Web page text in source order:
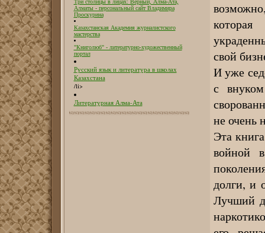
Три столицы в лицах: Верный, Алма-Ата,
Алматы - персональный сайт Владимира
Проскурина
Казахстанская Академия журналистского
мастерства
"Книголюб" - литературно-художественный
портал
Русский язык и литература в школах
Казахстана
/li>
Литературная Алма-Ата
свой
И уже
с
не
Эта
войной
долги, и
Лучший